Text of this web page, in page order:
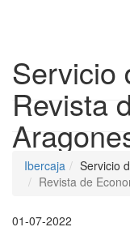
Servicio
Revista
Ibercaja
Servicio
Revista de
01-07-2022